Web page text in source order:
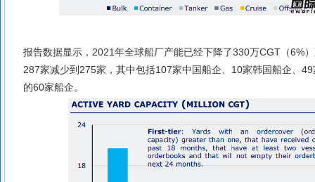
报告数据显示，2021年全球船厂产能已经下降了330万CGT（6%
287家减少到275家，其中包括107家中国船企、10家韩国船企、
的60家船企。